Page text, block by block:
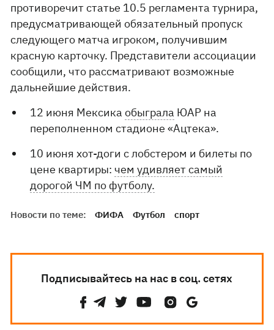
противоречит статье 10.5 регламента турнира,
предусматривающей обязательный пропуск
следующего матча игроком, получившим
красную карточку. Представители ассоциации
сообщили, что рассматривают возможные
дальнейшие действия.
12 июня Мексикаобыграла ЮАР на
переполненном стадионе «Ацтека».
10 июня хот-доги с лобстером и билеты по
цене квартиры: чем удивляет самый
дорогой ЧМ по футболу.
Новости по теме: ФИФА Футбол спорт
Подписывайтесь на нас в соц. сетях